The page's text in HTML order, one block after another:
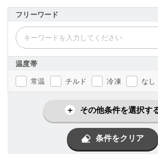
フリーワード
温度帯
常温 チルド 冷凍 なし
その他条件を選択す
条件をクリア